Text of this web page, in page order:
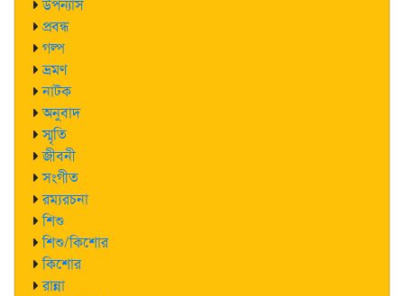
উপন্যাস
প্রবন্ধ
গল্প
ভ্রমণ
নাটক
অনুবাদ
স্মৃতি
জীবনী
সংগীত
রম্যরচনা
শিশু
শিশু/কিশোর
কিশোর
রান্না